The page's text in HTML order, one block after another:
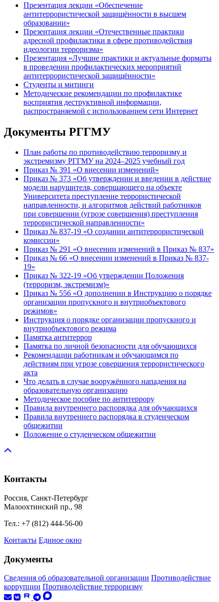
Презентация лекции «Обеспечение
антитеррористической защищённости в высшем
образовании»
Презентация лекции «Отечественные практики
адресной профилактики в сфере противодействия
идеологии терроризма»
Презентация «Лучшие практики и актуальные форматы
в проведении профилактических мероприятий
антитеррористической защищённости»
Студенты и митинги
Методические рекомендации по профилактике
восприятия деструктивной информации,
распространяемой с использованием сети Интернет
Документы РГГМУ
План работы по противодействию терроризму и
экстремизму РГГМУ на 2024–2025 учебный год
Приказ № 391 «О внесении изменений»
Приказ № 373 «Об утверждении и введении в действие
модели нарушителя, совершающего на объекте
Университета преступление террористической
направленности, и алгоритмов действий работников
при совершении (угрозе совершения) преступления
террористической направленности»
Приказ № 837-19 «О создании антитеррористической
комиссии»
Приказ № 291 «О внесении изменений в Приказ № 837»
Приказ № 66 «О внесении изменений в Приказ № 837-
19»
Приказ № 322-19 «Об утверждении Положения
(терроризм, экстремизм)»
Приказ № 556 «О дополнении в Инструкцию о порядке
организации пропускного и внутриобъектового
режимов»
Инструкция о порядке организации пропускного и
внутриобъектового режима
Памятка антитеррор
Памятка по личной безопасности для обучающихся
Рекомендации работникам и обучающимся по
действиям при угрозе совершения террористического
акта
Что делать в случае вооружённого нападения на
образовательную организацию
Методическое пособие по антитеррору
Правила внутреннего распорядка для обучающихся
Правила внутреннего распорядка в студенческом
общежитии
Положение о студенческом общежитии
Контакты
Россия, Санкт‑Петербург
Малоохтинский пр., 98
Тел.: +7 (812) 444‑56‑00
Контакты Единое окно
Документы
Сведения об образовательной организации Противодействие
коррупции Противодействие терроризму